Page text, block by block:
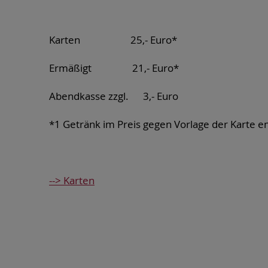
Karten 25,- Euro*
Ermäßigt 21,- Euro*
Abendkasse zzgl. 3,- Euro
*1 Getränk im Preis gegen Vorlage der Karte
--> Karten